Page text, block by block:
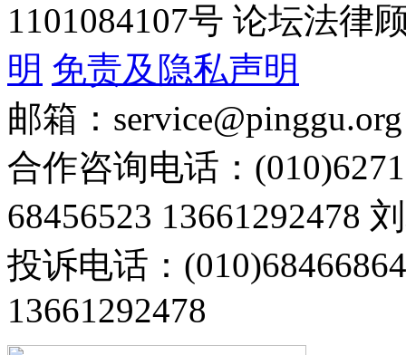
1101084107号 论坛法律
明 免责及隐私声明
邮箱：service@pinggu.org
合作咨询电话：
68456523 13661292478
投诉电话：
13661292478